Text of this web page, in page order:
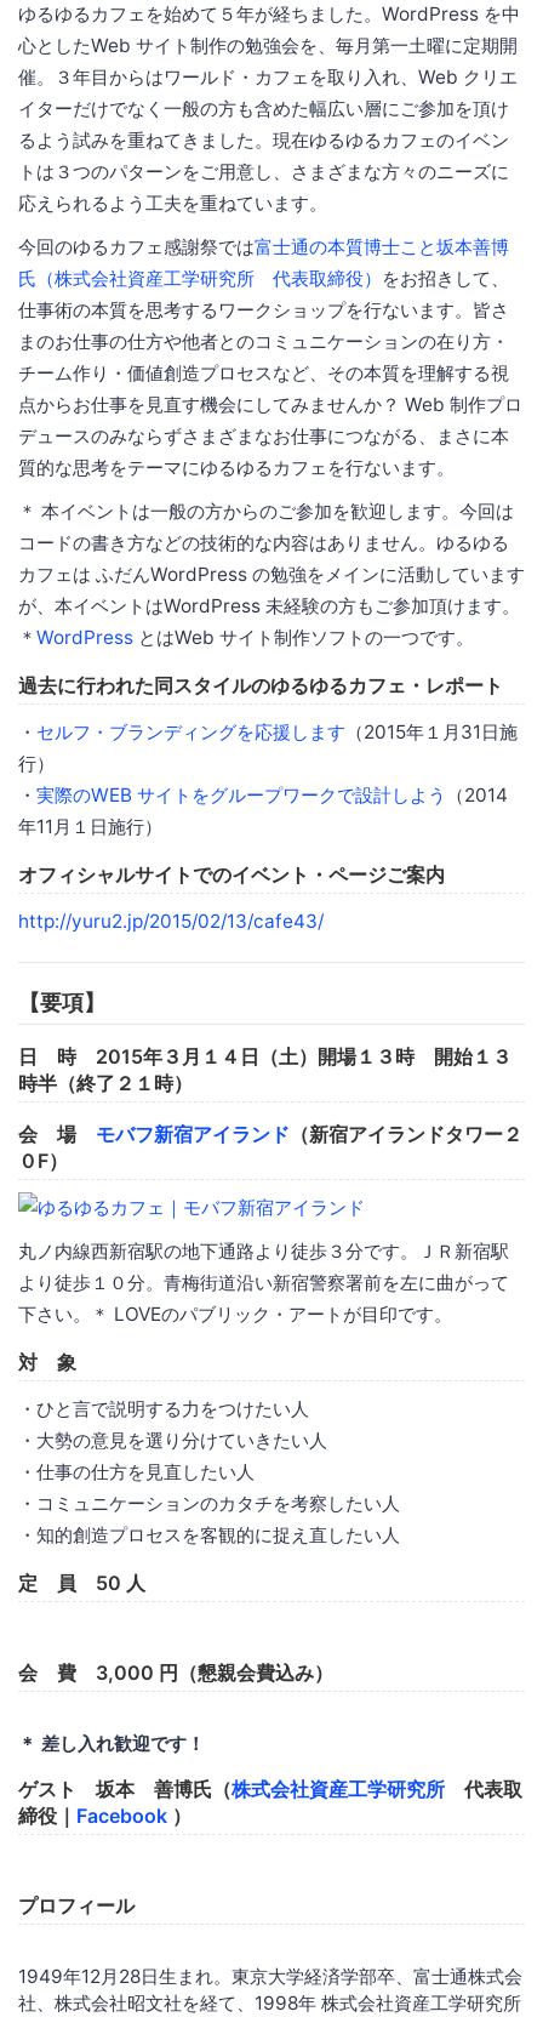
ゆるゆるカフェを始めて５年が経ちました。WordPress を中
心としたWeb サイト制作の勉強会を、毎月第一土曜に定期開
催。３年目からはワールド・カフェを取り入れ、Web クリエ
イターだけでなく一般の方も含めた幅広い層にご参加を頂け
るよう試みを重ねてきました。現在ゆるゆるカフェのイベン
トは３つのパターンをご用意し、さまざまな方々のニーズに
応えられるよう工夫を重ねています。
今回のゆるカフェ感謝祭では富士通の本質博士こと坂本善博
氏（株式会社資産工学研究所 代表取締役） をお招きして、
仕事術の本質を思考するワークショップを行ないます。皆さ
まのお仕事の仕方や他者とのコミュニケーションの在り方・
チーム作り・価値創造プロセスなど、その本質を理解する視
点からお仕事を見直す機会にしてみませんか？ Web 制作プロ
デュースのみならずさまざまなお仕事につながる、まさに本
質的な思考をテーマにゆるゆるカフェを行ないます。
＊ 本イベントは一般の方からのご参加を歓迎します。今回は
コードの書き方などの技術的な内容はありません。ゆるゆる
カフェは ふだんWordPress の勉強をメインに活動しています
が、本イベントはWordPress 未経験の方もご参加頂けます。
＊ WordPress とはWeb サイト制作ソフトの一つです。
過去に行われた同スタイルのゆるゆるカフェ・レポート
・ セルフ・ブランディングを応援します （2015年１月31日施
行）
・ 実際のWEB サイトをグループワークで設計しよう
（2014
年11月１日施行）
オフィシャルサイトでのイベント・ページご案内
http://yuru2.jp/2015/02/13/cafe43/
【要項】
日 時 2015年３月１４日（土）開場１３時 開始１３
時半（終了２１時）
会 場 モバフ新宿アイランド （新宿アイランドタワー２
０F）
丸ノ内線西新宿駅の地下通路より徒歩３分です。ＪＲ新宿駅
より徒歩１０分。青梅街道沿い新宿警察署前を左に曲がって
下さい。＊ LOVEのパブリック・アートが目印です。
対 象
・ひと言で説明する力をつけたい人
・大勢の意見を選り分けていきたい人
・仕事の仕方を見直したい人
・コミュニケーションのカタチを考察したい人
・知的創造プロセスを客観的に捉え直したい人
定 員 50 人
会 費 3,000 円（懇親会費込み）
＊ 差し入れ歓迎です！
ゲスト 坂本 善博氏（株式会社資産工学研究所 代表取
締役｜ Facebook ）
プロフィール
1949年12月28日生まれ。東京大学経済学部卒、富士通株式会
社、株式会社昭文社を経て、1998年 株式会社資産工学研究所